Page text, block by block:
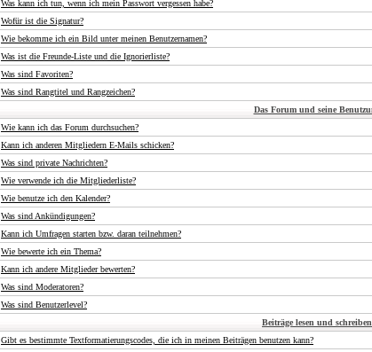
Was kann ich tun, wenn ich mein Passwort vergessen habe?
Wofür ist die Signatur?
Wie bekomme ich ein Bild unter meinen Benutzernamen?
Was ist die Freunde-Liste und die Ignorierliste?
Was sind Favoriten?
Was sind Rangtitel und Rangzeichen?
Das Forum und seine
Wie kann ich das Forum durchsuchen?
Kann ich anderen Mitgliedern E-Mails schicken?
Was sind private Nachrichten?
Wie verwende ich die Mitgliederliste?
Wie benutze ich den Kalender?
Was sind Ankündigungen?
Kann ich Umfragen starten bzw. daran teilnehmen?
Wie bewerte ich ein Thema?
Kann ich andere Mitglieder bewerten?
Was sind Moderatoren?
Was sind Benutzerlevel?
Beiträge lesen und schreiben
Gibt es bestimmte Textformatierungscodes, die ich in meinen Beiträgen benutzen kann?